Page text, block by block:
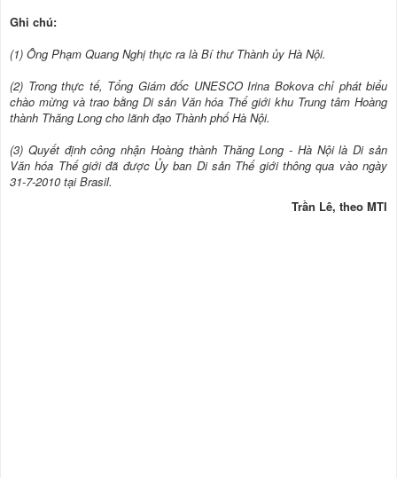
Ghi chú:
(1) Ông Phạm Quang Nghị thực ra là Bí thư Thành ủy Hà Nội.
(2) Trong thực tế, Tổng Giám đốc UNESCO Irina Bokova chỉ phát biểu
chào mừng và trao bằng Di sản Văn hóa Thế giới khu Trung tâm Hoàng
thành Thăng Long cho lãnh đạo Thành phố Hà Nội.
(3) Quyết định công nhận Hoàng thành Thăng Long - Hà Nội là Di sản
Văn hóa Thế giới đã được Ủy ban Di sản Thế giới thông qua vào ngày
31-7-2010 tại Brasil.
Trần Lê, theo MTI